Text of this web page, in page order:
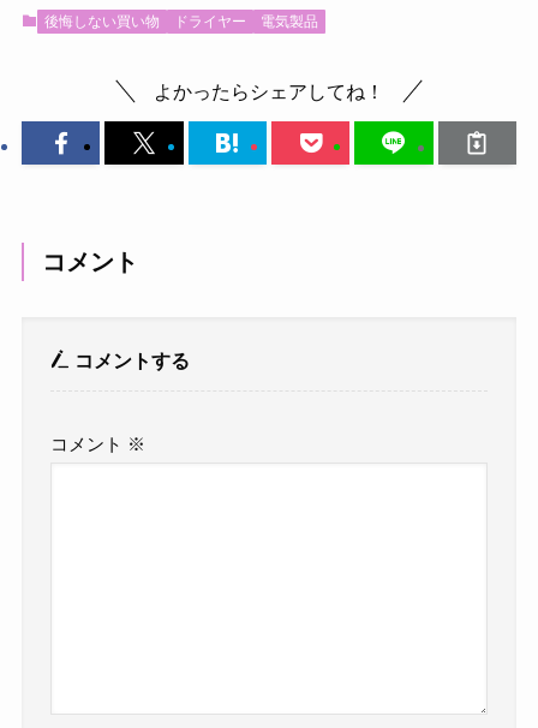
後悔しない買い物 ドライヤー 電気製品
よかったらシェアしてね！
コメント
コメントする
コメント ※